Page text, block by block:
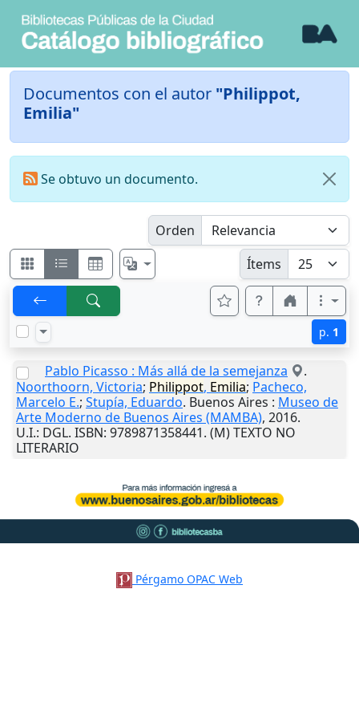
Documentos con el autor "Philippot,
Emilia"
Se obtuvo un documento.
Orden
Ítems
p. 1
Pablo Picasso : Más allá de la semejanza
.
Noorthoorn, Victoria; Philippot, Emilia; Pacheco,
Marcelo E.; Stupía, Eduardo. Buenos Aires : Museo de
Arte Moderno de Buenos Aires (MAMBA), 2016.
U.I.: DGL. ISBN: 9789871358441. (M) TEXTO NO
LITERARIO
Pérgamo OPAC Web